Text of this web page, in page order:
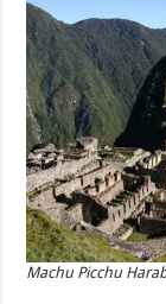
Machu Picchu